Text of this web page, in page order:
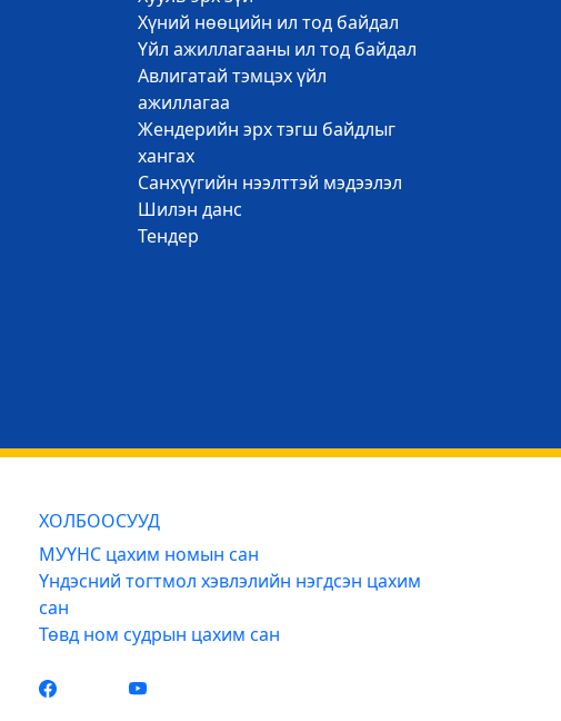
Хүний нөөцийн ил тод байдал
Үйл ажиллагааны ил тод байдал
Авлигатай тэмцэх үйл
ажиллагаа
Жендерийн эрх тэгш байдлыг
хангах
Санхүүгийн нээлттэй мэдээлэл
Шилэн данс
Тендер
ХОЛБООСУУД
МУҮНС цахим номын сан
Үндэсний тогтмол хэвлэлийн нэгдсэн цахим
сан
Төвд ном судрын цахим сан